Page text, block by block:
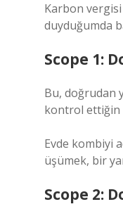
Karbon vergisi
duyduğumda
Scope 1:
Bu, doğrudan
kontrol ettiğin
Evde kombiyi
üşümek, bir
Scope 2: